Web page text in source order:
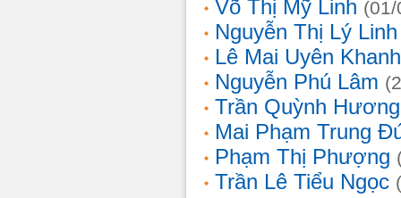
Võ Thị Mỹ Linh
Nguyễn Thị Lý Linh
Lê Mai Uyên Khanh
Nguyễn Phú Lâm
Trần Quỳnh Hương
Mai Phạm Trung
Phạm Thị Phượng
Trần Lê Tiểu Ngọc